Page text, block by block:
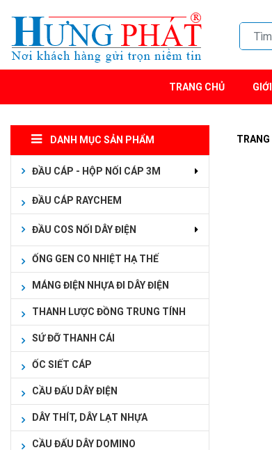
TRANG CHỦ
DANH MỤC SẢN PHẨM
ĐẦU CÁP - HỘP NỐI CÁP 3M
ĐẦU CÁP RAYCHEM
ĐẦU COS NỐI DÂY ĐIỆN
ỐNG GEN CO NHIỆT HẠ THẾ
MÁNG ĐIỆN NHỰA ĐI DÂY ĐIỆN
THANH LƯỢC ĐỒNG TRUNG TÍNH
SỨ ĐỠ THANH CÁI
ỐC SIẾT CÁP
CẦU ĐẤU DÂY ĐIỆN
DÂY THÍT, DÂY LẠT NHỰA
CẦU ĐẤU DÂY DOMINO
TRANG